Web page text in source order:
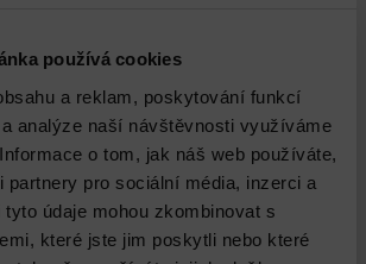
používá cookies
a reklam, poskytování funkcí
analýze naší návštěvnosti využíváme
o tom, jak náš web používáte,
pro sociální média, inzerci a
tyto údaje mohou zkombinovat s
které jste jim poskytli nebo které